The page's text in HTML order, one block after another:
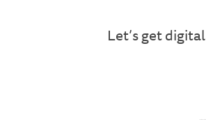
Let’s get digital